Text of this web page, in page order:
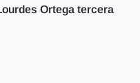
Ortega tercera